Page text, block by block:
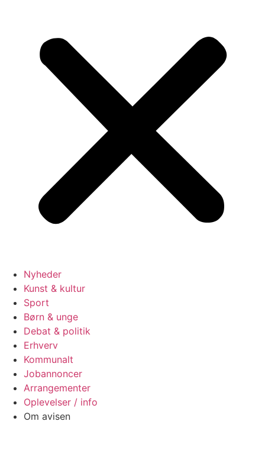
Nyheder
Kunst & kultur
Sport
Børn & unge
Debat & politik
Erhverv
Kommunalt
Jobannoncer
Arrangementer
Oplevelser / info
Om avisen